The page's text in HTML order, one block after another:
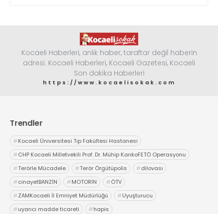
Kocaeli Haberleri, anlık haber, taraftar değil haberin
adresi. Kocaeli Haberleri, Kocaeli Gazetesi, Kocaeli
Son dakika Haberleri
https://www.kocaelisokak.com
Trendler
#Kocaeli Üniversitesi Tıp Fakültesi Hastanesi
#CHP Kocaeli Milletvekili Prof. Dr. Mühip KankoFETÖ Operasyonu
#Terörle Mücadele #Terör Örgütüpolis #dilovası
#cinayetBANZİN #MOTORİN #ÖTV
#ZAMKocaeli İl Emniyet Müdürlüğü #Uyuşturucu
#uyarıcı madde ticareti #hapis